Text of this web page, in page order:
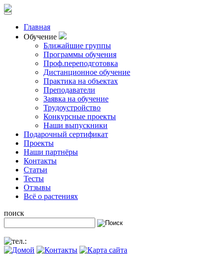
Главная
Обучение
Ближайшие группы
Программы обучения
Проф.переподготовка
Дистанционное обучение
Практика на объектах
Преподаватели
Заявка на обучение
Трудоустройство
Конкурсные проекты
Наши выпускники
Подарочный сертификат
Проекты
Наши партнёры
Контакты
Статьи
Тесты
Отзывы
Всё о растениях
поиск